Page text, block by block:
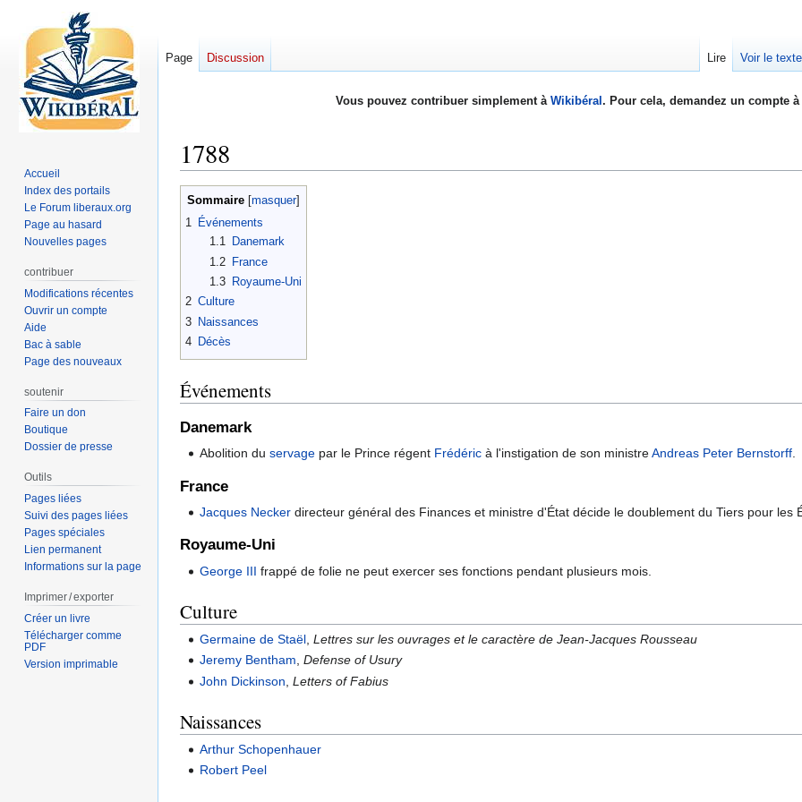
Vous pouvez contribuer simplement à Wikibéral . Pour cela, demandez un compte
1788
Aller
navigation
Aller
recherche
Sommaire
1 Événements
1.1
Danemark
1.2
France
1.3
Royaume-Uni
2 Culture
3 Naissances
4 Décès
Événements
Danemark
Abolition duservage par le Prince régent Frédéric à l'instigation de son ministreAndreas Peter Bernstorff.
France
Jacques Necker directeur général des Finances et ministre d'État décide le doublement du Tiers pour les
Royaume-Uni
George III frappé de folie ne peut exercer ses fonctions pendant plusieurs mois.
Culture
Germaine de Staël ,Lettres sur les ouvrages et le caractère de Jean-Jacques Rousseau
Jeremy Bentham ,Defense of Usury
John Dickinson ,Letters of Fabius
Naissances
Arthur Schopenhauer
Robert Peel
Page Discussion Lire Voir le
Accueil
Index des portails
Le Forum liberaux.org
Page au hasard
Nouvelles pages
contribuer
Modifications récentes
Ouvrir un compte
Aide
Bac à sable
Page des nouveaux
soutenir
Faire un don
Boutique
Dossier de presse
Outils
Pages liées
Suivi des pages liées
Pages spéciales
Lien permanent
Informations sur la page
Imprimer / exporter
Créer un livre
Télécharger comme
PDF
Version imprimable